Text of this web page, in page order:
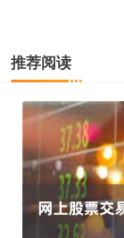
推荐阅读